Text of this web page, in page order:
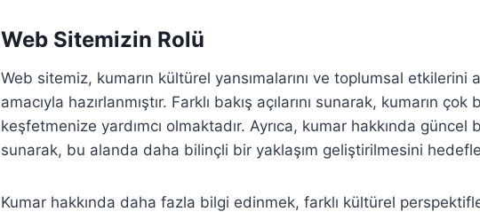
Web Sitemizin Rolü
Web sitemiz, kumarın kültürel yansımalarını ve toplumsal etkilerini
amacıyla hazırlanmıştır. Farklı bakış açılarını sunarak, kumarın çok
keşfetmenize yardımcı olmaktadır. Ayrıca, kumar hakkında güncel
sunarak, bu alanda daha bilinçli bir yaklaşım geliştirilmesini
Kumar hakkında daha fazla bilgi edinmek, farklı kültürel